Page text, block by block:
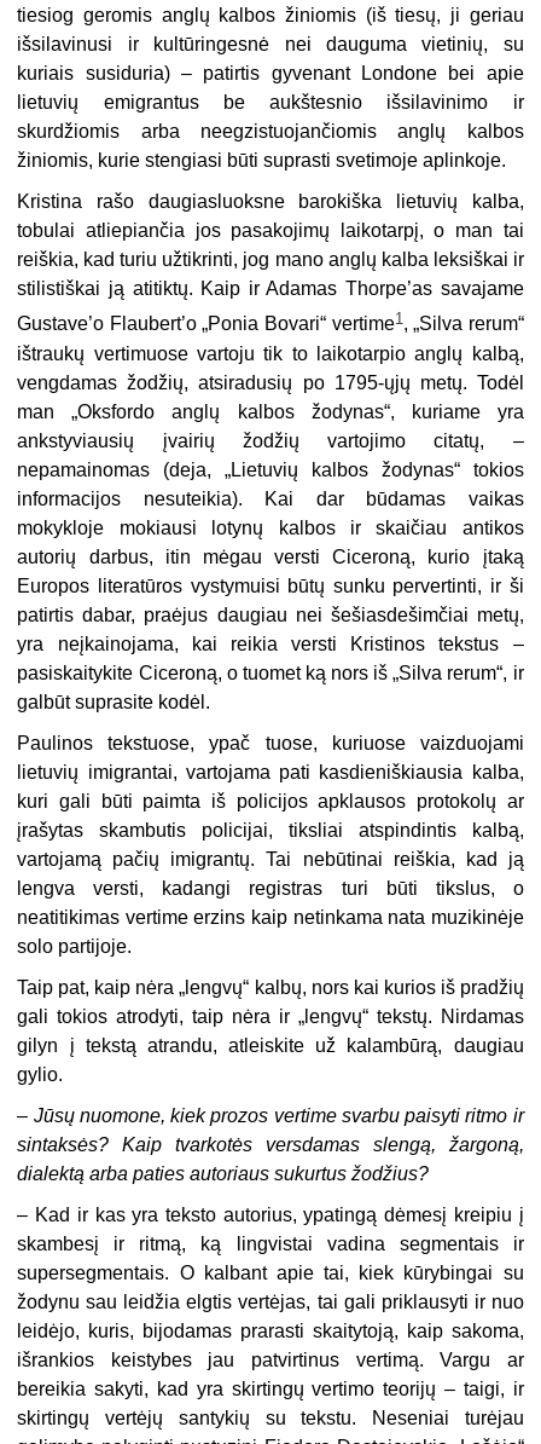
tiesiog geromis anglų kalbos žiniomis (iš tiesų, ji geriau
išsilavinusi ir kultūringesnė nei dauguma vietinių, su
kuriais susiduria) – patirtis gyvenant Londone bei apie
lietuvių emigrantus be aukštesnio išsilavinimo ir
skurdžiomis arba neegzistuojančiomis anglų kalbos
žiniomis, kurie stengiasi būti suprasti svetimoje aplinkoje.
Kristina rašo daugiasluoksne barokiška lietuvių kalba,
tobulai atliepiančia jos pasakojimų laikotarpį, o man tai
reiškia, kad turiu užtikrinti, jog mano anglų kalba leksiškai ir
stilistiškai ją atitiktų. Kaip ir Adamas Thorpe’as savajame
Gustave’o Flaubert’o „Ponia Bovari“ vertime1, „Silva rerum“
ištraukų vertimuose vartoju tik to laikotarpio anglų kalbą,
vengdamas žodžių, atsiradusių po 1795-ųjų metų. Todėl
man „Oksfordo anglų kalbos žodynas“, kuriame yra
ankstyviausių įvairių žodžių vartojimo citatų, –
nepamainomas (deja, „Lietuvių kalbos žodynas“ tokios
informacijos nesuteikia). Kai dar būdamas vaikas
mokykloje mokiausi lotynų kalbos ir skaičiau antikos
autorių darbus, itin mėgau versti Ciceroną, kurio įtaką
Europos literatūros vystymuisi būtų sunku pervertinti, ir ši
patirtis dabar, praėjus daugiau nei šešiasdešimčiai metų,
yra neįkainojama, kai reikia versti Kristinos tekstus –
pasiskaitykite Ciceroną, o tuomet ką nors iš „Silva rerum“, ir
galbūt suprasite kodėl.
Paulinos tekstuose, ypač tuose, kuriuose vaizduojami
lietuvių imigrantai, vartojama pati kasdieniškiausia kalba,
kuri gali būti paimta iš policijos apklausos protokolų ar
įrašytas skambutis policijai, tiksliai atspindintis kalbą,
vartojamą pačių imigrantų. Tai nebūtinai reiškia, kad ją
lengva versti, kadangi registras turi būti tikslus, o
neatitikimas vertime erzins kaip netinkama nata muzikinėje
solo partijoje.
Taip pat, kaip nėra „lengvų“ kalbų, nors kai kurios iš pradžių
gali tokios atrodyti, taip nėra ir „lengvų“ tekstų. Nirdamas
gilyn į tekstą atrandu, atleiskite už kalambūrą, daugiau
gylio.
– Jūsų nuomone, kiek prozos vertime svarbu paisyti ritmo ir
sintaksės? Kaip tvarkotės versdamas slengą, žargoną,
dialektą arba paties autoriaus sukurtus žodžius?
– Kad ir kas yra teksto autorius, ypatingą dėmesį kreipiu į
skambesį ir ritmą, ką lingvistai vadina segmentais ir
supersegmentais. O kalbant apie tai, kiek kūrybingai su
žodynu sau leidžia elgtis vertėjas, tai gali priklausyti ir nuo
leidėjo, kuris, bijodamas prarasti skaitytoją, kaip sakoma,
išrankios keistybes jau patvirtinus vertimą. Vargu ar
bereikia sakyti, kad yra skirtingų vertimo teorijų – taigi, ir
skirtingų vertėjų santykių su tekstu. Neseniai turėjau